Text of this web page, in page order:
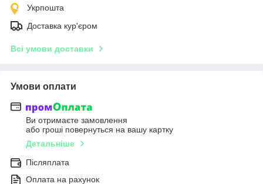
Укрпошта
Доставка кур'єром
Всі умови доставки
Умови оплати
Ви отримаєте замовлення
або гроші повернуться на вашу картку
Детальніше
Післяплата
Оплата на рахунок